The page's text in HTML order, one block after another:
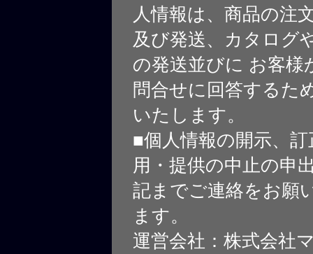
人情報は、商品の注
及び発送、カタログ
の発送並びに お客様
問合せに回答するた
いたします。
■個人情報の開示、
用・提供の中止の申
記までご連絡をお願
ます。
運営会社：株式会社